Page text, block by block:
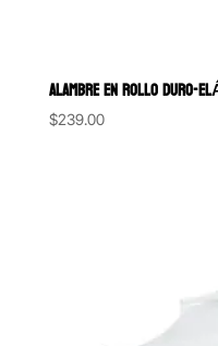
ALAMBRE EN ROLLO DURO-
$239.00